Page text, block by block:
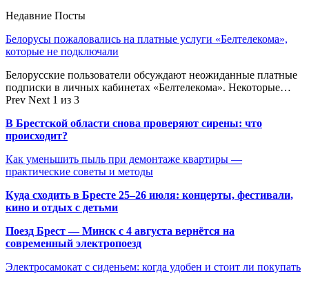
Недавние Посты
Белорусы пожаловались на платные услуги «Белтелекома»,
которые не подключали
Белорусские пользователи обсуждают неожиданные платные
подписки в личных кабинетах «Белтелекома». Некоторые…
Prev Next 1 из 3
В Брестской области снова проверяют сирены: что
происходит?
Как уменьшить пыль при демонтаже квартиры —
практические советы и методы
Куда сходить в Бресте 25–26 июля: концерты, фестивали,
кино и отдых с детьми
Поезд Брест — Минск с 4 августа вернётся на
современный электропоезд
Электросамокат с сиденьем: когда удобен и стоит ли покупать